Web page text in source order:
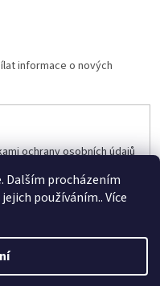
Dalším procházením
používáním.. Více
informace o nových
ochrany osobních údajů